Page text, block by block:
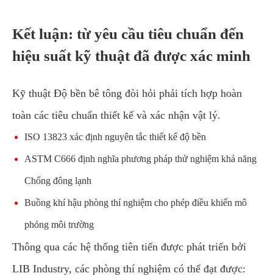
Kết luận: từ yêu cầu tiêu chuẩn đến
hiệu suất kỹ thuật đã được xác minh
Kỹ thuật Độ bền bê tông đòi hỏi phải tích hợp hoàn
toàn các tiêu chuẩn thiết kế và xác nhận vật lý.
ISO 13823 xác định nguyên tắc thiết kế độ bền
ASTM C666 định nghĩa phương pháp thử nghiệm khả năng
Chống đông lạnh
Buồng khí hậu phòng thí nghiệm cho phép điều khiển mô
phỏng môi trường
Thông qua các hệ thống tiên tiến được phát triển bởi
LIB Industry, các phòng thí nghiệm có thể đạt được: